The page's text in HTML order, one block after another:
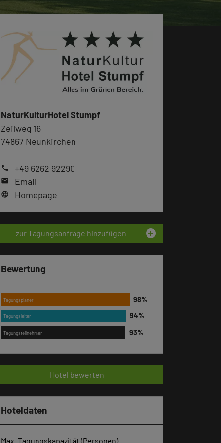
NaturKulturHotel Stumpf
Zeilweg 16
74867 Neunkirchen
phone +49 6262 92290
mail Email
language Homepage
zur Tagungsanfrage hinzufügen add_circle
Bewertung
Tagungsplaner
Tagungsleiter
Tagungsteilnehmer
Hotel bewerten
Hoteldaten
Max. Tagungskapazität (Personen)